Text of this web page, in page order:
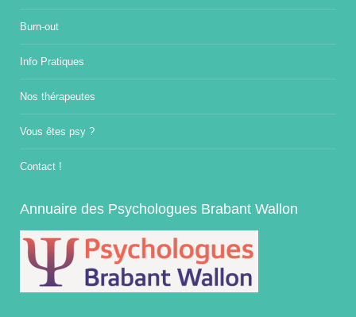
Burn-out
Info Pratiques
Nos thérapeutes
Vous êtes psy ?
Contact !
Annuaire des Psychologues Brabant Wallon